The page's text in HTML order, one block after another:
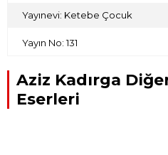
Yayınevi: Ketebe Çocuk
Yayın No: 131
Aziz Kadırga
Eserleri